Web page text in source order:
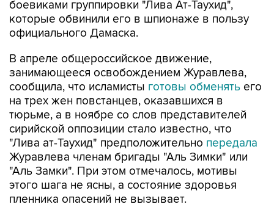
боевиками группировки "Лива Ат-Таухид",
которые обвинили его в шпионаже в пользу
официального Дамаска.
В апреле общероссийское движение,
занимающееся освобождением Журавлева,
сообщила, что исламисты готовы обменять его
на трех жен повстанцев, оказавшихся в
тюрьме, а в ноябре со слов представителей
сирийской оппозиции стало известно, что
"Лива ат-Таухид" предположительно передала
Журавлева членам бригады "Аль Зимки" или
"Аль Замки". При этом отмечалось, мотивы
этого шага не ясны, а состояние здоровья
пленника опасений не вызывает.